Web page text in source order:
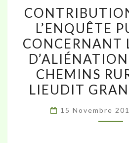
DE
SJE
À
LE
L’ENQUÊTE
CONCERNANT
CHEMINS
LIEUDIT
15 Novembre